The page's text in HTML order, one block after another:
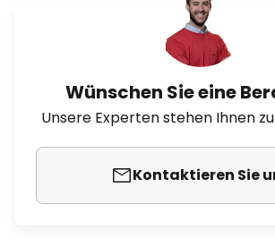
Wünschen Sie eine
Unsere Experten stehen Ihnen
Kontaktieren Sie